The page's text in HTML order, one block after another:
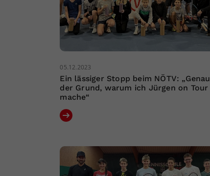
05.12.2023
Ein lässiger Stopp beim NÖTV: „Genau
der Grund, warum ich Jürgen on Tour
mache“